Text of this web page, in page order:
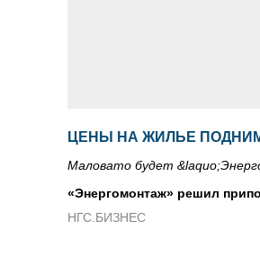
ЦЕНЫ НА ЖИЛЬЕ
Маловато будет
«Энергомонтаж» решил
НГС.БИЗНЕС